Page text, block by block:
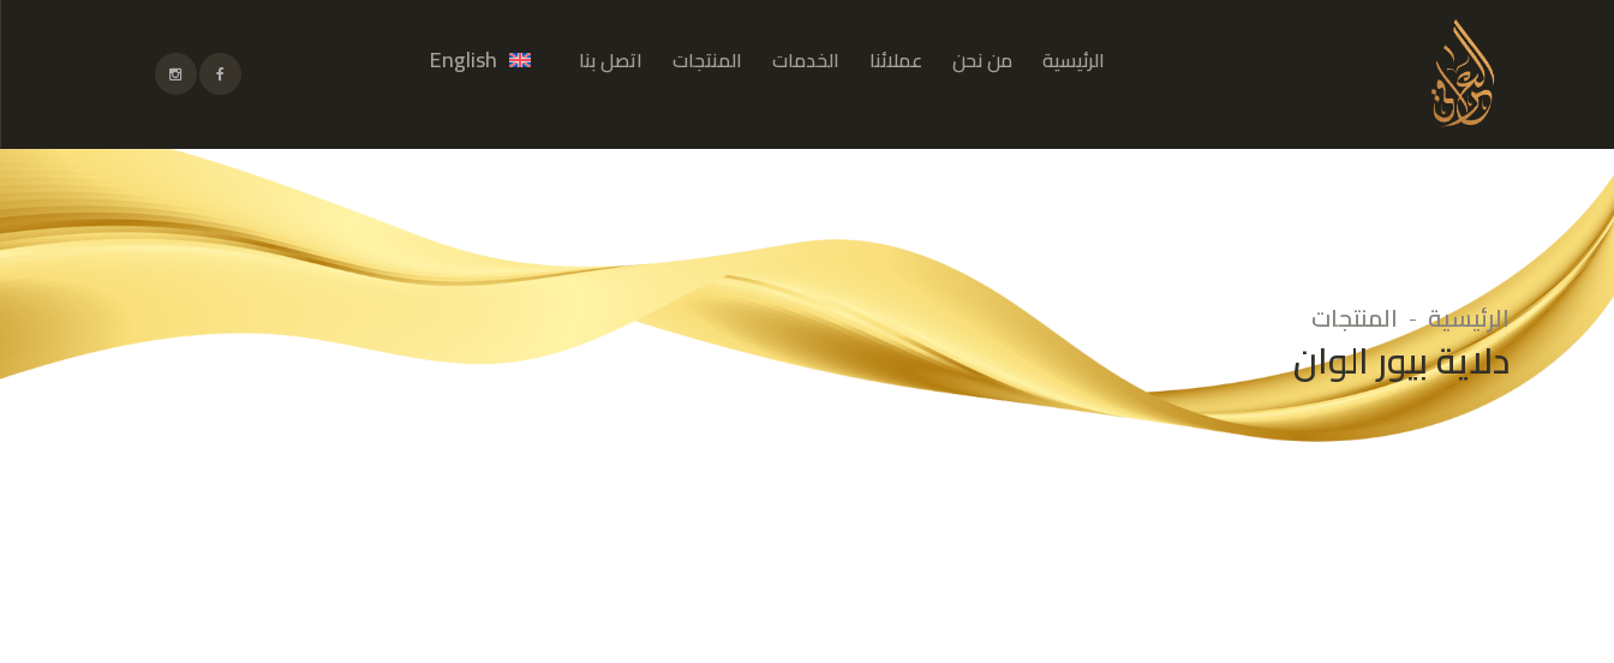
الرئيسية من نحن عملائنا الخدمات المنتجات اتصل بنا English
الرئيسية المنتجات
دلاية بيور الوان